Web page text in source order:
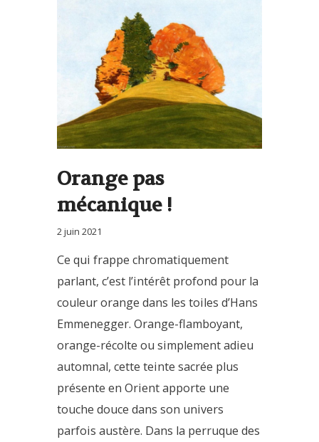
Orange pas
mécanique !
2 juin 2021
Ce qui frappe chromatiquement
parlant, c’est l’intérêt profond pour la
couleur orange dans les toiles d’Hans
Emmenegger. Orange-flamboyant,
orange-récolte ou simplement adieu
automnal, cette teinte sacrée plus
présente en Orient apporte une
touche douce dans son univers
parfois austère. Dans la perruque des